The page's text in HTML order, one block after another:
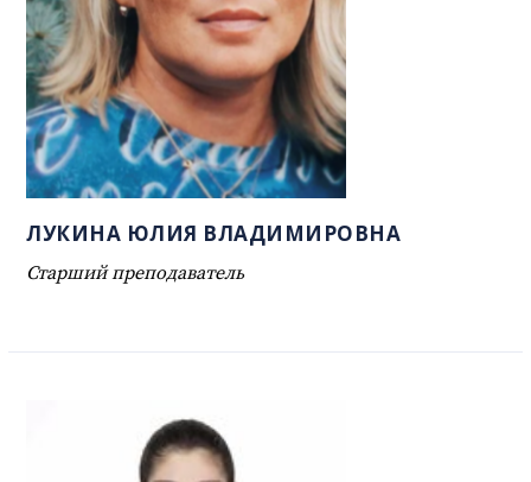
ЛУКИНА ЮЛИЯ ВЛАДИМИРОВНА
Старший преподаватель